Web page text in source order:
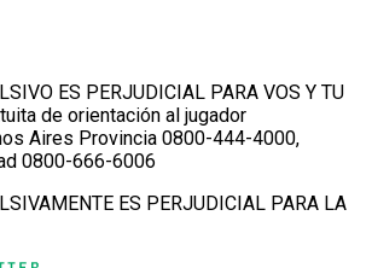
ES PERJUDICIAL PARA VOS Y TU
de orientación al jugador
Aires Provincia 0800-444-4000,
0800-666-6006
ES PERJUDICIAL PARA LA